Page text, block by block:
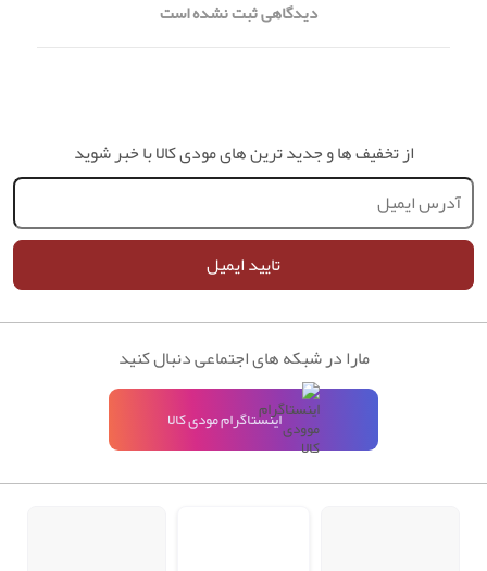
دیدگاهی ثبت نشده است
از تخفیف ها و جدید ترین های مودی کالا با خبر شوید
تایید ایمیل
مارا در شبکه های اجتماعی دنبال کنید
اینستاگرام مودی کالا